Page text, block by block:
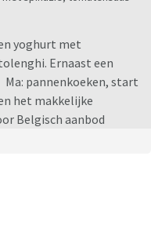
yoghurt met
Ernaast een
pannenkoeken, start
het makkelijke
Belgisch aanbod